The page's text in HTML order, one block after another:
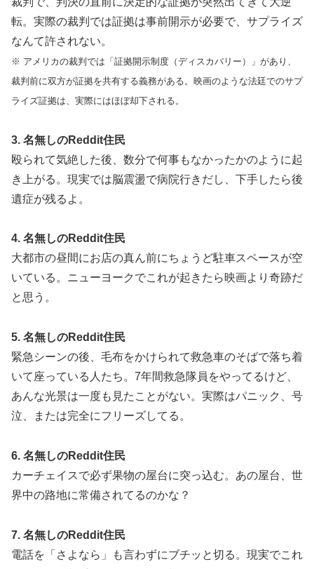
転。実際の裁判では証拠は事前開示が必要で、サプライズ
なんて許されない。
※ アメリカの裁判では「証拠開示制度（ディスカバリー）」があり、
裁判前に双方が証拠を共有する義務がある。映画のような法廷でのサプ
ライズ証拠は、実際にはほぼ却下される。
3. 名無しのReddit住民
殴られて気絶した後、数分で何事もなかったかのように起
き上がる。現実では脳震盪で病院行きだし、下手したら後
遺症が残るよ。
4. 名無しのReddit住民
大都市の昼間にお店の真ん前にちょうど駐車スペースが空
いている。ニューヨークでこれが起きたら映画より奇跡だ
と思う。
5. 名無しのReddit住民
緊急シーンの後、毛布をかけられて救急車のそばで落ち着
いて座っている人たち。7年間救急隊員をやってるけど、
あんな光景は一度も見たことがない。実際はパニック、号
泣、または完全にフリーズしてる。
6. 名無しのReddit住民
カーチェイスで必ず果物の屋台に突っ込む。あの屋台、世
界中の路地に常備されてるのかな？
7. 名無しのReddit住民
電話を「さよなら」も言わずにブチッと切る。現実でこれ